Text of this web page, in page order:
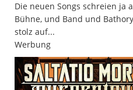
Die neuen Songs schreien ja
Bühne, und Band und
stolz auf...
Werbung